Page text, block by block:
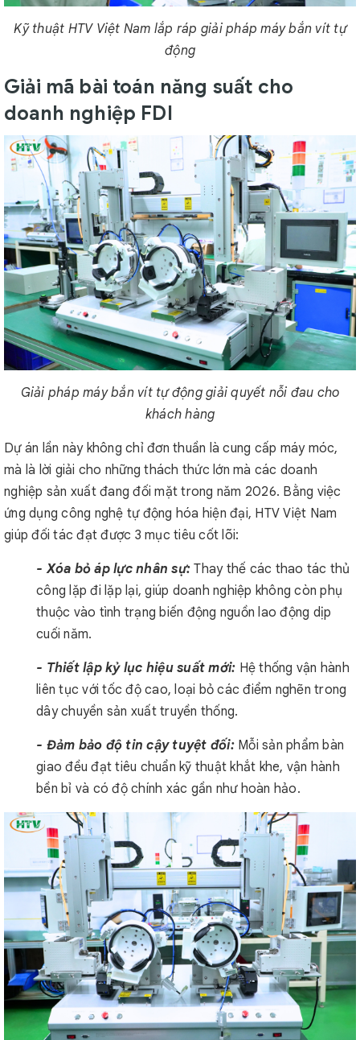
Kỹ thuật HTV Việt Nam lắp ráp giải pháp máy bắn vít tự
động
Giải mã bài toán năng suất cho
doanh nghiệp FDI
Giải pháp máy bắn vít tự động giải quyết nỗi đau cho
khách hàng
Dự án lần này không chỉ đơn thuần là cung cấp máy móc,
mà là lời giải cho những thách thức lớn mà các doanh
nghiệp sản xuất đang đối mặt trong năm 2026. Bằng việc
ứng dụng công nghệ tự động hóa hiện đại, HTV Việt Nam
giúp đối tác đạt được 3 mục tiêu cốt lõi:
- Xóa bỏ áp lực nhân sự:Thay thế các thao tác thủ
công lặp đi lặp lại, giúp doanh nghiệp không còn phụ
thuộc vào tình trạng biến động nguồn lao động dịp
cuối năm.
- Thiết lập kỷ lục hiệu suất mới: Hệ thống vận hành
liên tục với tốc độ cao, loại bỏ các điểm nghẽn trong
dây chuyền sản xuất truyền thống.
- Đảm bảo độ tin cậy tuyệt đối: Mỗi sản phẩm bàn
giao đều đạt tiêu chuẩn kỹ thuật khắt khe, vận hành
bền bỉ và có độ chính xác gần như hoàn hảo.